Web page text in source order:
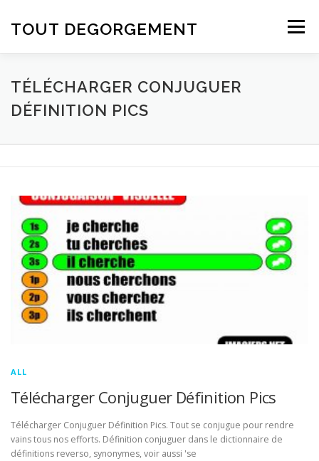
TOUT DEGORGEMENT Menu
TÉLÉCHARGER CONJUGUER
DÉFINITION PICS
ALL
Télécharger Conjuguer Définition Pics
Télécharger Conjuguer Définition Pics. Tout se conjugue pour rendre
vains tous nos efforts. Définition conjuguer dans le dictionnaire de
définitions reverso, synonymes, voir aussi 'se